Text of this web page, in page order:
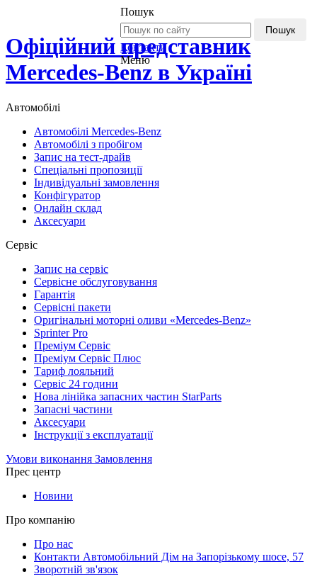
Офіційний представник
Mercedes-Benz в Україні
Пошук
Пошук
Контакти
Меню
Автомобілі
Автомобілі Mercedes-Benz
Автомобілі з пробігом
Запис на тест-драйв
Спеціальні пропозиції
Індивідуальні замовлення
Конфігуратор
Онлайн склад
Аксесуари
Сервіс
Запис на сервіс
Сервісне обслуговування
Гарантія
Сервісні пакети
Оригінальні моторні оливи «Mercedes-Benz»
Sprinter Pro
Преміум Сервіс
Преміум Сервіс Плюс
Тариф лояльний
Сервіс 24 години
Нова лінійка запасних частин StarParts
Запасні частини
Аксесуари
Інструкції з експлуатації
Умови виконання Замовлення
Прес центр
Новини
Про компанію
Про нас
Контакти Автомобільний Дім на Запорізькому шосе, 57
Зворотній зв'язок